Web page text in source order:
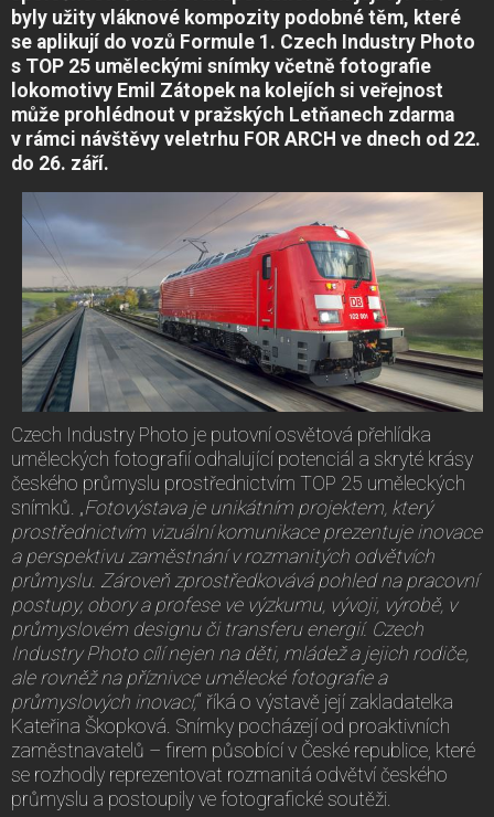
byly užity vláknové kompozity podobné těm, které
se aplikují do vozů Formule 1. Czech Industry Photo
s TOP 25 uměleckými snímky včetně fotografie
lokomotivy Emil Zátopek na kolejích si veřejnost
může prohlédnout v pražských Letňanech zdarma
v rámci návštěvy veletrhu FOR ARCH ve dnech od 22.
do 26. září.
Czech Industry Photo je putovní osvětová přehlídka
uměleckých fotografií odhalující potenciál a skryté krásy
českého průmyslu prostřednictvím TOP 25 uměleckých
snímků. „Fotovýstava je unikátním projektem, který
prostřednictvím vizuální komunikace prezentuje inovace
a perspektivu zaměstnání v rozmanitých odvětvích
průmyslu. Zároveň zprostředkovává pohled na pracovní
postupy, obory a profese ve výzkumu, vývoji, výrobě, v
průmyslovém designu či transferu energií. Czech
Industry Photo cílí nejen na děti, mládež a jejich rodiče,
ale rovněž na příznivce umělecké fotografie a
průmyslových inovací,“ říká o výstavě její zakladatelka
Kateřina Škopková. Snímky pocházejí od proaktivních
zaměstnavatelů – firem působící v České republice, které
se rozhodly reprezentovat rozmanitá odvětví českého
průmyslu a postoupily ve fotografické soutěži.